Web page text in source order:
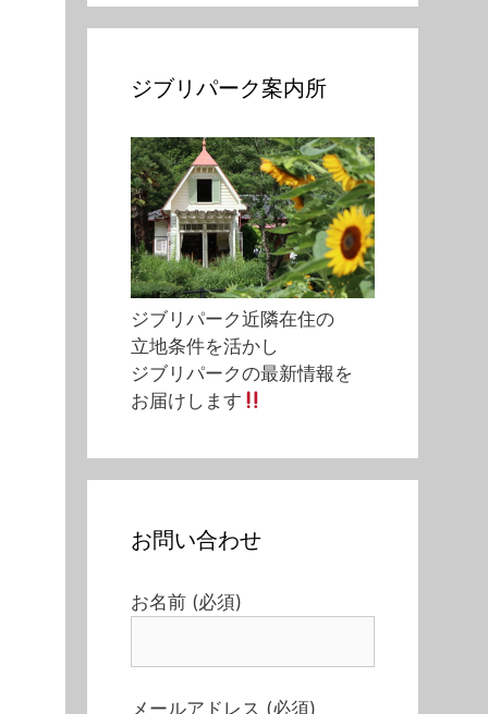
ジブリパーク案内所
ジブリパーク近隣在住の
立地条件を活かし
ジブリパークの最新情報を
お届けします
お問い合わせ
お名前 (必須)
メールアドレス (必須)